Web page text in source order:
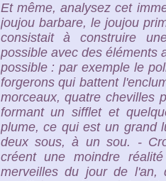
Et même, analysez cet
joujou barbare, le joujou
consistait à construire
possible avec des éléments
possible : par exemple le
forgerons qui battent
morceaux, quatre chevilles
formant un sifflet et
plume, ce qui est un grand
deux sous, à un sou. -
créent une moindre
merveilles du jour de